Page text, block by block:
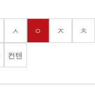
ㅅ ㅇ ㅈ ㅊ
컨텐